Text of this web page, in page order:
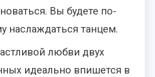
Вы будете по-
наслаждаться танцем.
любви двух
идеально впишется в